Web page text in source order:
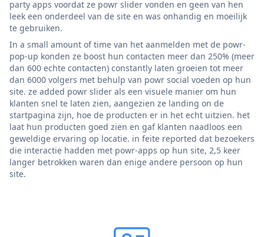
party apps voordat ze powr slider vonden en geen van hen
leek een onderdeel van de site en was onhandig en moeilijk
te gebruiken.
In a small amount of time van het aanmelden met de powr-
pop-up konden ze boost hun contacten meer dan 250% (meer
dan 600 echte contacten) constantly laten groeien tot meer
dan 6000 volgers met behulp van powr social voeden op hun
site. ze added powr slider als een visuele manier om hun
klanten snel te laten zien, aangezien ze landing on de
startpagina zijn, hoe de producten er in het echt uitzien. het
laat hun producten goed zien en gaf klanten naadloos een
geweldige ervaring op locatie. in feite reported dat bezoekers
die interactie hadden met powr-apps op hun site, 2,5 keer
langer betrokken waren dan enige andere persoon op hun
site.